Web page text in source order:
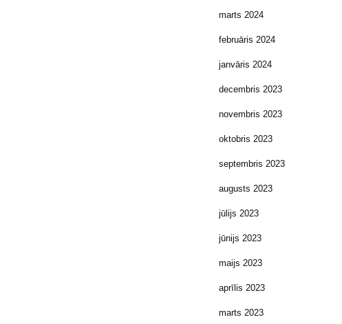
marts 2024
februāris 2024
janvāris 2024
decembris 2023
novembris 2023
oktobris 2023
septembris 2023
augusts 2023
jūlijs 2023
jūnijs 2023
maijs 2023
aprīlis 2023
marts 2023